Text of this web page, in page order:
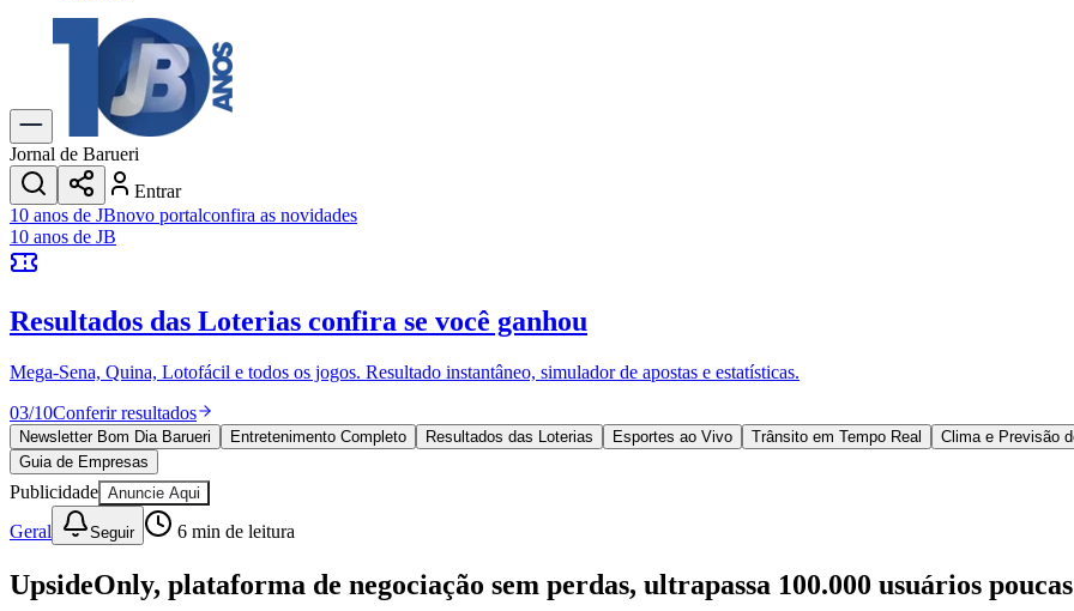
Explore Tudo
Últimas Notícias
Previsão do Tempo
Trânsito e Rotas
Dia a Dia & Lazer
Transportes
Gastronomia
Cinema & Shows
JogosNovo
Anuncie no Portal
Cadastrar Empresa
Divulgar Vagas Novo
Publicidade Legal
Política
Eleições
Esportes
Saúde
Segurança
Cultura
Obras
Educação
Jornal de Barueri
Entrar
10 anos de JBnovo portalconfira as novidades
10 anos de JB
Resultados das Loterias confira se você ganhou
Mega-Sena, Quina, Lotofácil e todos os jogos. Resultado instantâneo, simulador de apostas e estatísticas.
03/10Conferir resultados
Newsletter Bom Dia Barueri Entretenimento Completo Resultados das Loterias Esportes ao Vivo Trânsito em Tempo Real
Clima e Previsão
Guia de Empresas
Publicidade Anuncie Aqui
Geral Seguir 6 min de leitura
UpsideOnly, plataforma de negociação sem perdas, ultrapassa 100.000 usuários